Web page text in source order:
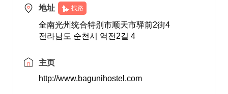
地址 找路
全南光州统合特别市顺天市驿前2街4
전라남도 순천시 역전2길 4
主页
http://www.bagunihostel.com